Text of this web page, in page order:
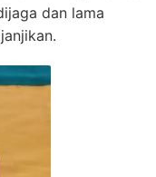
dan lama